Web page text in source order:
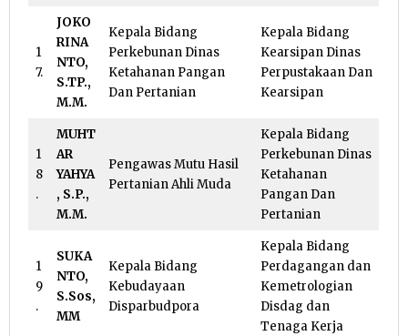
1
7.
JOKO
RINA
NTO,
S.TP.,
M.M.
Kepala Bidang
Perkebunan Dinas
Ketahanan Pangan
Dan Pertanian
Kepala Bidang
Kearsipan Dinas
Perpustakaan Dan
Kearsipan
1
8
.
MUHT
AR
YAHYA
, S.P.,
M.M.
Pengawas Mutu Hasil
Pertanian Ahli Muda
Kepala Bidang
Perkebunan Dinas
Ketahanan
Pangan Dan
Pertanian
1
9
.
SUKA
NTO,
S.Sos,
MM
Kepala Bidang
Kebudayaan
Disparbudpora
Kepala Bidang
Perdagangan dan
Kemetrologian
Disdag dan
Tenaga Kerja